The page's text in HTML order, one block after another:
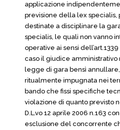
applicazione
previsione della lex
destinate a disciplinare la
specialis, le quali non vanno
operative ai sensi
caso il giudice
legge di gara bensì annullare,
ritualmente impugnata nei
bando che fissi specifiche
violazione di quanto previsto
D.L.vo 12 aprile 2006 n.163
esclusione del concorrente